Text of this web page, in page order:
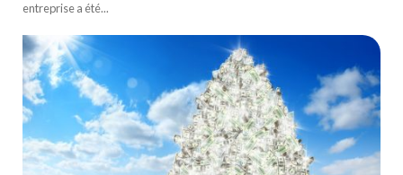
entreprise a été...